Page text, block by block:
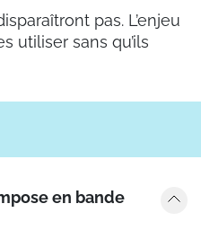
pas. L’enjeu
utiliser sans qu’ils
en bande